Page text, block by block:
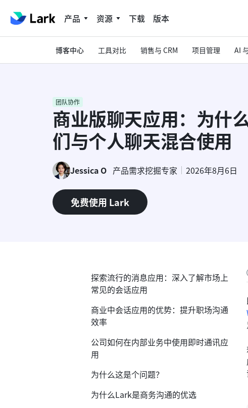
产品 资源 下载 版本
博客中心 工具对比 销售与 CRM 项目管理 AI
团队协作
商业版聊天应用：为什
们与个人聊天混合使用
Jessica O 产品需求挖掘专家 2026年8月6日
免费使用 Lark
探索流行的消息应用：深入了解市场上
常见的会话应用
商业中会话应用的优势：提升职场沟通
效率
公司如何在内部业务中使用即时通讯应
用
为什么这是个问题？
为什么Lark是商务沟通的优选